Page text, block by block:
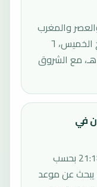
والمغرب
والعشاء في شيربينهيوفيل، بلجيكا بتاريخ الخميس، ٦
أغسطس ٢٠٢٦ الموافق 23 صفر 1448 هـ، مع الشروق
في
الصلاة القادمة حاليًا هي المغرب عند 21:18 بحسب
يبحث عن موعد